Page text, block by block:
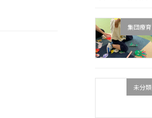
集団療育
未分類